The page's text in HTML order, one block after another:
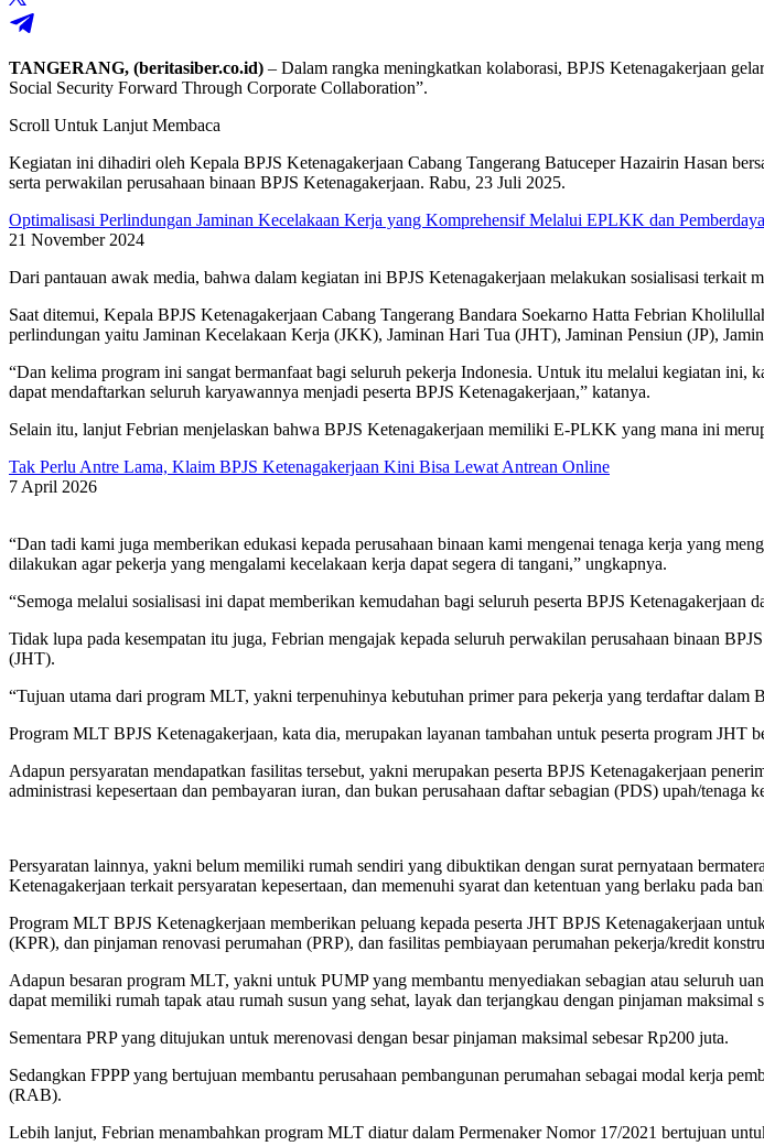
TANGERANG, (beritasiber.co.id) – Dalam rangka meningkatkan kolaborasi, BPJS Ketenagakerjaan
Social Security Forward Through Corporate Collaboration”.
Scroll Untuk Lanjut Membaca
Kegiatan ini dihadiri oleh Kepala BPJS Ketenagakerjaan Cabang Tangerang Batuceper Hazairin Hasan
serta perwakilan perusahaan binaan BPJS Ketenagakerjaan. Rabu, 23 Juli 2025.
Optimalisasi Perlindungan Jaminan Kecelakaan Kerja yang Komprehensif Melalui EPLKK dan
21 November 2024
Dari pantauan awak media, bahwa dalam kegiatan ini BPJS Ketenagakerjaan melakukan sosialisasi
Saat ditemui, Kepala BPJS Ketenagakerjaan Cabang Tangerang Bandara Soekarno Hatta Febrian
perlindungan yaitu Jaminan Kecelakaan Kerja (JKK), Jaminan Hari Tua (JHT), Jaminan Pensiun (JP),
“Dan kelima program ini sangat bermanfaat bagi seluruh pekerja Indonesia. Untuk itu melalui kegiatan ini,
dapat mendaftarkan seluruh karyawannya menjadi peserta BPJS Ketenagakerjaan,” katanya.
Selain itu, lanjut Febrian menjelaskan bahwa BPJS Ketenagakerjaan memiliki E-PLKK yang mana ini
Tak Perlu Antre Lama, Klaim BPJS Ketenagakerjaan Kini Bisa Lewat Antrean Online
7 April 2026
“Dan tadi kami juga memberikan edukasi kepada perusahaan binaan kami mengenai tenaga kerja yang
dilakukan agar pekerja yang mengalami kecelakaan kerja dapat segera di tangani,” ungkapnya.
“Semoga melalui sosialisasi ini dapat memberikan kemudahan bagi seluruh peserta BPJS
Tidak lupa pada kesempatan itu juga, Febrian mengajak kepada seluruh perwakilan perusahaan binaan
(JHT).
“Tujuan utama dari program MLT, yakni terpenuhinya kebutuhan primer para pekerja yang terdaftar dalam
Program MLT BPJS Ketenagakerjaan, kata dia, merupakan layanan tambahan untuk peserta program JHT
Adapun persyaratan mendapatkan fasilitas tersebut, yakni merupakan peserta BPJS Ketenagakerjaan
administrasi kepesertaan dan pembayaran iuran, dan bukan perusahaan daftar sebagian (PDS) upah/tenaga
Persyaratan lainnya, yakni belum memiliki rumah sendiri yang dibuktikan dengan surat pernyataan
Ketenagakerjaan terkait persyaratan kepesertaan, dan memenuhi syarat dan ketentuan yang berlaku pada
Program MLT BPJS Ketenagkerjaan memberikan peluang kepada peserta JHT BPJS Ketenagakerjaan
(KPR), dan pinjaman renovasi perumahan (PRP), dan fasilitas pembiayaan perumahan pekerja/kredit
Adapun besaran program MLT, yakni untuk PUMP yang membantu menyediakan sebagian atau seluruh
dapat memiliki rumah tapak atau rumah susun yang sehat, layak dan terjangkau dengan pinjaman maksimal
Sementara PRP yang ditujukan untuk merenovasi dengan besar pinjaman maksimal sebesar Rp200 juta.
Sedangkan FPPP yang bertujuan membantu perusahaan pembangunan perumahan sebagai modal kerja
(RAB).
Lebih lanjut, Febrian menambahkan program MLT diatur dalam Permenaker Nomor 17/2021 bertujuan